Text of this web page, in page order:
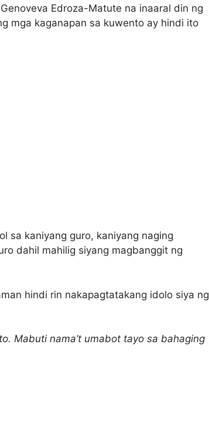
Edroza-Matute na inaaral din ng
mga kaganapan sa kuwento ay hindi ito
sa kaniyang guro, kaniyang naging
dahil mahilig siyang magbanggit ng
hindi rin nakapagtatakang idolo siya ng
Mabuti nama’t umabot tayo sa bahaging